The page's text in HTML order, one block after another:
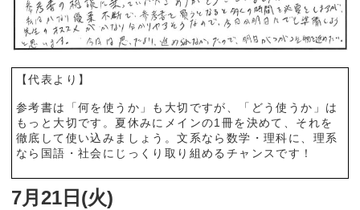
【代表より】
参考書は「何を使うか」も大切ですが、「どう使うか」は
もっと大切です。夏休みにメインの1冊を決めて、それを
徹底して使い込みましょう。文系なら数学・理科に、理系
なら国語・社会にじっくり取り組めるチャンスです！
7月21日(火)